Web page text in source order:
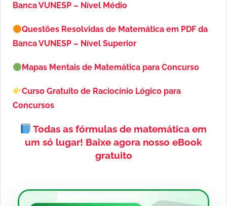
Banca VUNESP – Nível Médio
Questões Resolvidas de Matemática em PDF da
Banca VUNESP – Nível Superior
Mapas Mentais de Matemática para Concurso
Curso Gratuito de Raciocínio Lógico para
Concursos
Todas as fórmulas de matemática em
um só lugar! Baixe agora nosso eBook
gratuito